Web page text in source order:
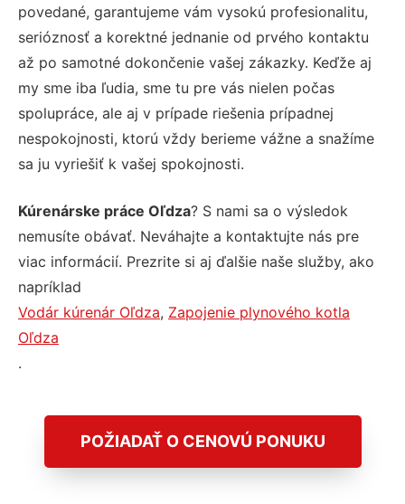
povedané, garantujeme vám vysokú profesionalitu,
serióznosť a korektné jednanie od prvého kontaktu
až po samotné dokončenie vašej zákazky. Keďže aj
my sme iba ľudia, sme tu pre vás nielen počas
spolupráce, ale aj v prípade riešenia prípadnej
nespokojnosti, ktorú vždy berieme vážne a snažíme
sa ju vyriešiť k vašej spokojnosti.
Kúrenárske práce Oľdza? S nami sa o výsledok
nemusíte obávať. Neváhajte a kontaktujte nás pre
viac informácií. Prezrite si aj ďalšie naše služby, ako
napríklad
Vodár kúrenár Oľdza, Zapojenie plynového kotla
Oľdza
.
POŽIADAŤ O CENOVÚ PONUKU